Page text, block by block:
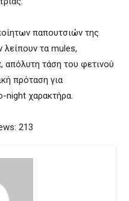
παπουτσιών της
λείπουν τα mules,
τάση του φετινού
πρόταση για
χαρακτήρα.
213